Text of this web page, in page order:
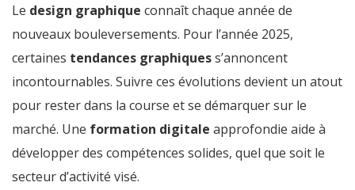
du
graphique
2025
pourquoi
formation
est
importante
?
Le design graphique connaît chaque année de
nouveaux bouleversements. Pour l’année 2025,
certaines tendances graphiquess’annoncent
incontournables. Suivre ces évolutions devient un atout
pour rester dans la course et se démarquer sur le
marché. Une formation digitale approfondie aide à
développer des compétences solides, quel que soit le
secteur d’activité visé.